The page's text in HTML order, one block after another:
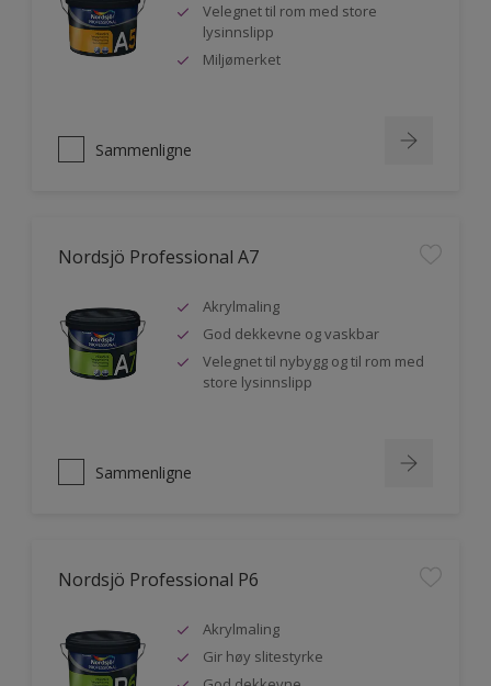
Velegnet til rom med store
lysinnslipp
Miljømerket
Sammenligne
Nordsjö Professional A7
Akrylmaling
God dekkevne og vaskbar
Velegnet til nybygg og til rom med
store lysinnslipp
Sammenligne
Nordsjö Professional P6
Akrylmaling
Gir høy slitestyrke